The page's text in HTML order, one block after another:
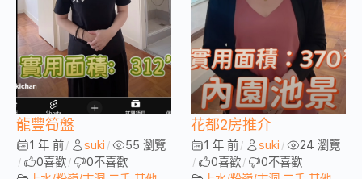
龍豐筍盤
1 年 前 / suki / 55 瀏覽
/ 0喜歡 / 0不喜歡
花都2房推介
1 年 前 / suki / 24 瀏覽
/ 0喜歡 / 0不喜歡